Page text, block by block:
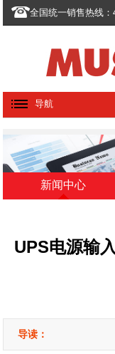
全国统一销售热线：
导航
新闻中心
UPS电源输
导读：